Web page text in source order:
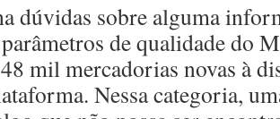
dúvidas sobre alguma
de qualidade do
mil mercadorias novas à
Nessa categoria,